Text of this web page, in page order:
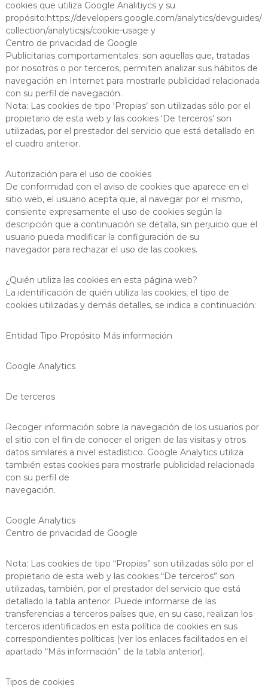
cookies que utiliza Google Analitiycs y su
propósito:https://developers.google.com/analytics/devguides/
collection/analyticsjs/cookie-usage y
Centro de privacidad de Google
Publicitarias comportamentales: son aquellas que, tratadas
por nosotros o por terceros, permiten analizar sus hábitos de
navegación en Internet para mostrarle publicidad relacionada
con su perfil de navegación.
Nota: Las cookies de tipo ‘Propias’ son utilizadas sólo por el
propietario de esta web y las cookies ‘De terceros’ son
utilizadas, por el prestador del servicio que está detallado en
el cuadro anterior.
Autorización para el uso de cookies
De conformidad con el aviso de cookies que aparece en el
sitio web, el usuario acepta que, al navegar por el mismo,
consiente expresamente el uso de cookies según la
descripción que a continuación se detalla, sin perjuicio que el
usuario pueda modificar la configuración de su
navegador para rechazar el uso de las cookies.
¿Quién utiliza las cookies en esta página web?
La identificación de quién utiliza las cookies, el tipo de
cookies utilizadas y demás detalles, se indica a continuación:
Entidad Tipo Propósito Más información
Google Analytics
De terceros
Recoger información sobre la navegación de los usuarios por
el sitio con el fin de conocer el origen de las visitas y otros
datos similares a nivel estadístico. Google Analytics utiliza
también estas cookies para mostrarle publicidad relacionada
con su perfil de
navegación.
Google Analytics
Centro de privacidad de Google
Nota: Las cookies de tipo “Propias” son utilizadas sólo por el
propietario de esta web y las cookies “De terceros” son
utilizadas, también, por el prestador del servicio que está
detallado la tabla anterior. Puede informarse de las
transferencias a terceros países que, en su caso, realizan los
terceros identificados en esta política de cookies en sus
correspondientes políticas (ver los enlaces facilitados en el
apartado “Más información” de la tabla anterior).
Tipos de cookies